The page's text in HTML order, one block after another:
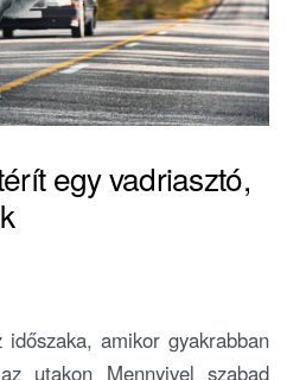
egy vadriasztó,
amikor gyakrabban
utakon Mennyivel szabad